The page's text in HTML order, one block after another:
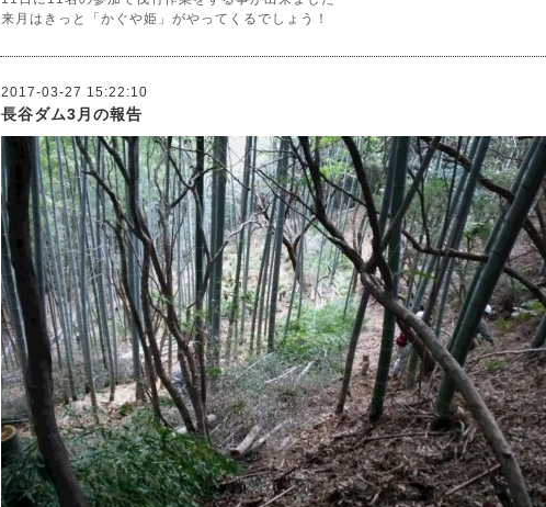
来月はきっと「かぐや姫」がやってくるでしょう！
2017-03-27 15:22:10
長谷ダム3月の報告